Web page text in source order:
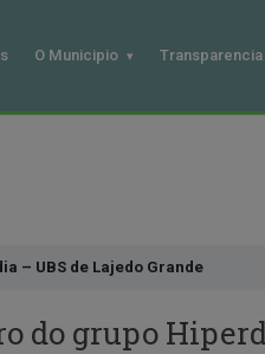
O Municipio Transparencia
– UBS de Lajedo Grande
do grupo